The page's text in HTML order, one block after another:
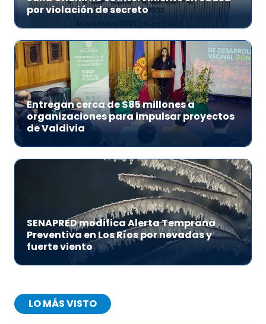
por violación de secreto
Entregan cerca de $85 millones a
organizaciones para impulsar proyectos
de Valdivia
SENAPRED modifica Alerta Temprana
Preventiva en Los Ríos por nevadas y
fuerte viento
LO MÁS VISTO